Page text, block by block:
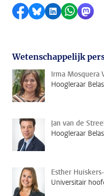
Delen op Facebook
Delen via Bluesky
Delen op
Delen
Wetenschappelijk
Irma Mosquera
Hoogleraar
Jan van de
Hoogleraar
Esther
Universitair